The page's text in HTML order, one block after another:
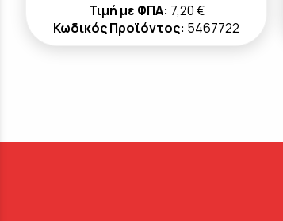
Τιμή με ΦΠΑ: 7,20 €
Κωδικός Προϊόντος: 5467722